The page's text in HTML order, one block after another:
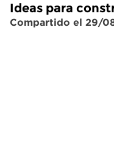
Ideas para
Compartido el 29/